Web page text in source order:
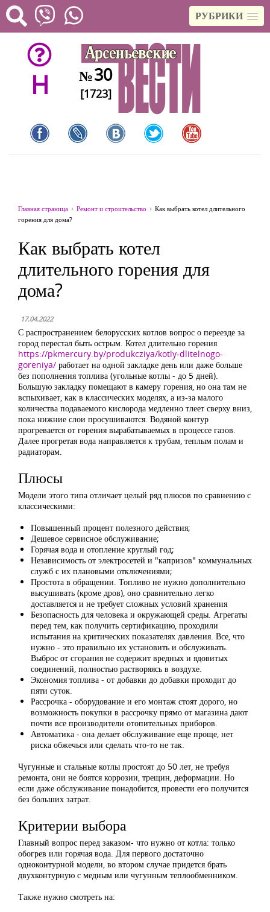
РУБРИКИ
H №30
[1723]
Главная страница Ремонт и строительство
Как выбрать котел длительного
горения для дома?
Как выбрать котел
длительного горения для
дома?
17.04.2022
С распространением белорусских котлов вопрос о переезде за
город перестал быть острым. Котел длительно горения
https://pkmercury.by/produkcziya/kotly-dlitelnogo-
goreniya/ работает на одной закладке день или даже больше
без пополнения топлива (угольные котлы - до 5 дней).
Большую закладку помещают в камеру горения, но она там не
вспыхивает, как в классических моделях, а из-за малого
количества подаваемого кислорода медленно тлеет сверху вниз,
пока нижние слои просушиваются. Водяной контур
прогревается от горения вырабатываемых в процессе газов.
Далее прогретая вода направляется к трубам, теплым полам и
радиаторам.
Плюсы
Модели этого типа отличает целый ряд плюсов по сравнению с
классическими:
Повышенный процент полезного действия;
Дешевое сервисное обслуживание;
Горячая вода и отопление круглый год;
Независимость от электросетей и "капризов" коммунальных
служб с их плановыми отключениями;
Простота в обращении. Топливо не нужно дополнительно
высушивать (кроме дров), оно сравнительно легко
доставляется и не требует сложных условий хранения
Безопасность для человека и окружающей среды. Агрегаты
перед тем, как получить сертификацию, проходили
испытания на критических показателях давления. Все, что
нужно - это правильно их установить и обслуживать.
Выброс от сгорания не содержит вредных и ядовитых
соединений, полностью растворяясь в воздухе.
Экономия топлива - от добавки до добавки проходит до
пяти суток.
Рассрочка - оборудование и его монтаж стоят дорого, но
возможность покупки в рассрочку прямо от магазина дают
почти все производители отопительных приборов.
Автоматика - она делает обслуживание еще проще, нет
риска обжечься или сделать что-то не так.
Чугунные и стальные котлы простоят до 50 лет, не требуя
ремонта, они не боятся коррозии, трещин, деформации. Но
если даже обслуживание понадобится, провести его получится
без больших затрат.
Критерии выбора
Главный вопрос перед заказом- что нужно от котла: только
обогрев или горячая вода. Для первого достаточно
одноконтурной модели, во втором случае придется брать
двухконтурную с медным или чугунным теплообменником.
Также нужно смотреть на: